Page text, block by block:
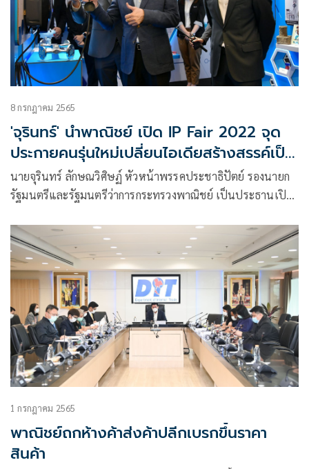
8 กรกฎาคม 2565
'จุรินทร์' นำพาณิชย์ เปิด IP Fair 2022 จุด
ประกายคนรุ่นใหม่เปลี่ยนไอเดียสร้างสรรค์เป็น
ทรัพย์สิน
นายจุรินทร์ ลักษณวิศิษฏ์ หัวหน้าพรรคประชาธิปัตย์ รองนายก
รัฐมนตรีและรัฐมนตรีว่าการกระทรวงพาณิชย์ เป็นประธานเปิด
พยานพิธีลงนาม MOU ระหว่างกรมทรัพย์สินทางปัญญากับการ
กีฬาแห่ง
1 กรกฎาคม 2565
พาณิชย์ถกห้างค้าส่งค้าปลีกเบรกขึ้นราคา
สินค้า